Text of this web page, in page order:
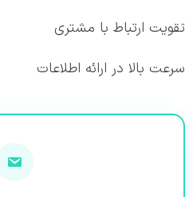
تقویت ارتباط با مشتری
سرعت بالا در ارائه اطلاعات